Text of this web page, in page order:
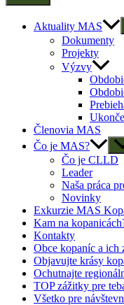
Aktuality MAS
Dokumenty
Projekty
Výzvy
Členovia MAS
Čo je MAS?
Čo je CLLD
Leader
Naša práca
Novinky
Exkurzie MAS
Kam na
Kontakty
Obce kopaníc a ich
Objavujte krásy
Ochutnajte
TOP zážitky pre
Všetko pre